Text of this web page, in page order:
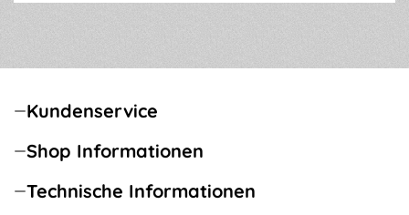
Kundenservice
Shop Informationen
Technische Informationen